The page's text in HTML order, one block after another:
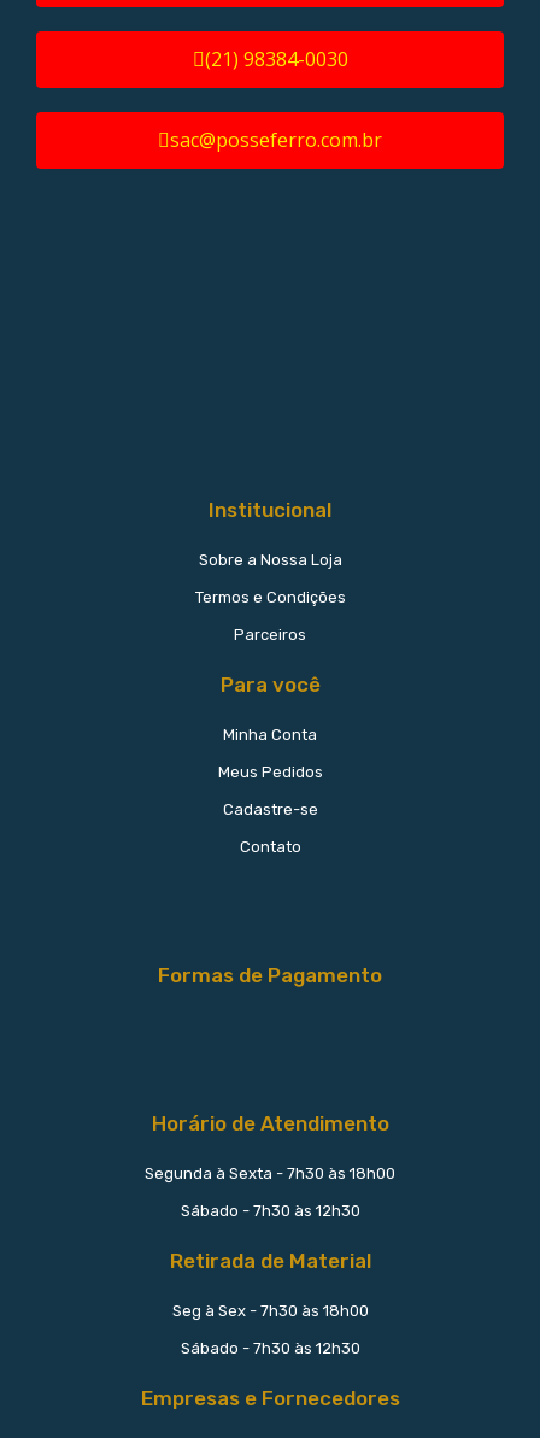
(21) 98384-0030
sac@posseferro.com.br
Institucional
Sobre a Nossa Loja
Termos e Condições
Parceiros
Para você
Minha Conta
Meus Pedidos
Cadastre-se
Contato
Formas de Pagamento
Horário de Atendimento
Segunda à Sexta - 7h30 às 18h00
Sábado - 7h30 às 12h30
Retirada de Material
Seg à Sex - 7h30 às 18h00
Sábado - 7h30 às 12h30
Empresas e Fornecedores